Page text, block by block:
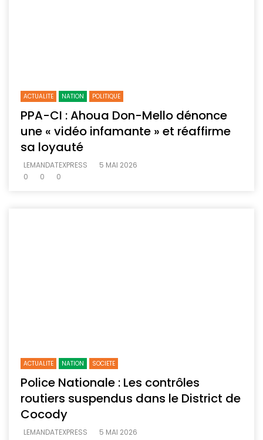
ACTUALITE NATION POLITIQUE
PPA-CI : Ahoua Don-Mello dénonce
une « vidéo infamante » et réaffirme
sa loyauté
LEMANDATEXPRESS
5 MAI 2026
0
0 0
ACTUALITE NATION SOCIETE
Police Nationale : Les contrôles
routiers suspendus dans le District de
Cocody
LEMANDATEXPRESS
5 MAI 2026